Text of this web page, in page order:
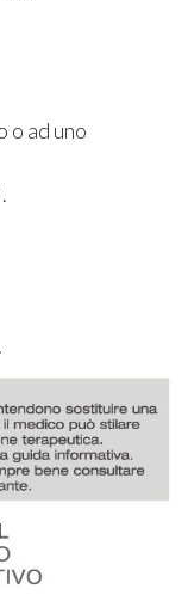
ad uno